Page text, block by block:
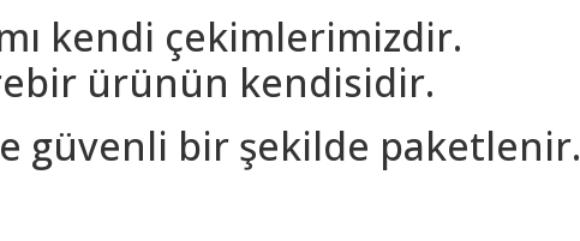
kendi çekimlerimizdir.
ürünün kendisidir.
güvenli bir şekilde paketlenir.